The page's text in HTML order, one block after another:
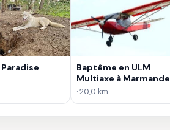
Baptême en ULM
Multiaxe à Marmande
· 20,0 km